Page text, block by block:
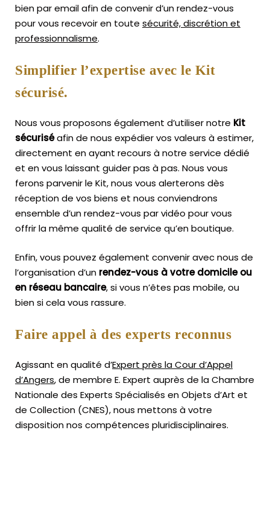
bien par email afin de convenir d’un rendez-vous
pour vous recevoir en toute sécurité, discrétion et
professionnalisme.
Simplifier l’expertise avec le Kit
sécurisé.
Nous vous proposons également d’utiliser notre Kit
sécuriséafin de nous expédier vos valeurs à estimer,
directement en ayant recours à notre service dédié
et en vous laissant guider pas à pas. Nous vous
ferons parvenir le Kit, nous vous alerterons dès
réception de vos biens et nous conviendrons
ensemble d’un rendez-vous par vidéo pour vous
offrir la même qualité de service qu’en boutique.
Enfin, vous pouvez également convenir avec nous de
l’organisation d’un rendez-vous à votre domicile ou
en réseau bancaire, si vous n’êtes pas mobile, ou
bien si cela vous rassure.
Faire appel à des experts reconnus
Agissant en qualité d’Expert près la Cour d’Appel
d’Angers, de membre E. Expert auprès de laChambre
Nationale des Experts Spécialisés en Objets d’Art et
de Collection (CNES),nous mettons à votre
disposition nos compétences pluridisciplinaires.